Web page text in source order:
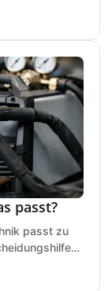
passt?
passt zu